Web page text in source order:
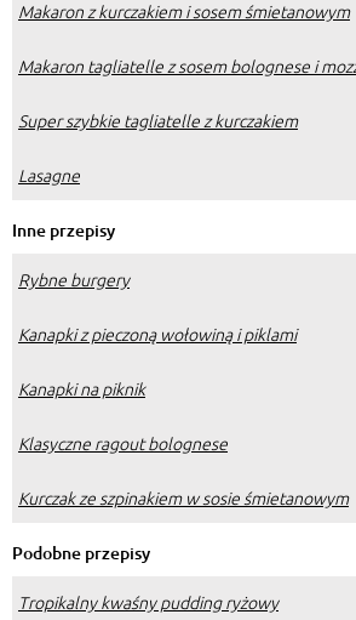
Makaron z kurczakiem i sosem śmietanowym
Makaron tagliatelle z sosem bolognese i
Super szybkie tagliatelle z kurczakiem
Lasagne
Inne przepisy
Rybne burgery
Kanapki z pieczoną wołowiną i piklami
Kanapki na piknik
Klasyczne ragout bolognese
Kurczak ze szpinakiem w sosie śmietanowym
Podobne przepisy
Tropikalny kwaśny pudding ryżowy